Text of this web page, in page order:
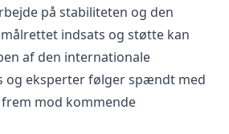
på stabiliteten og den
indsats og støtte kan
af den internationale
og eksperter følger spændt med
mod kommende